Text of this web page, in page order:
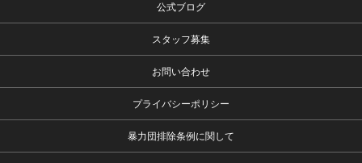
公式ブログ
スタッフ募集
お問い合わせ
プライバシーポリシー
暴力団排除条例に関して